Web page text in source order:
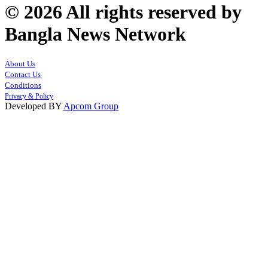
© 2026 All rights reserved by
Bangla News Network
About Us
Contact Us
Conditions
Privacy & Policy
Developed BY Apcom Group